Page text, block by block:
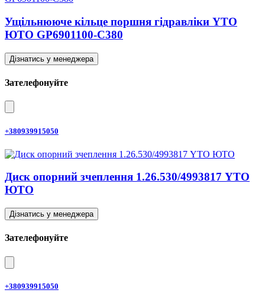
Ущільнююче кільце поршня гідравліки YTO
ЮТО GP6901100-C380
Дізнатись у менеджера
Зателефонуйте
+380939915050
Диск опорний зчеплення 1.26.530/4993817 YTO
ЮТО
Дізнатись у менеджера
Зателефонуйте
+380939915050